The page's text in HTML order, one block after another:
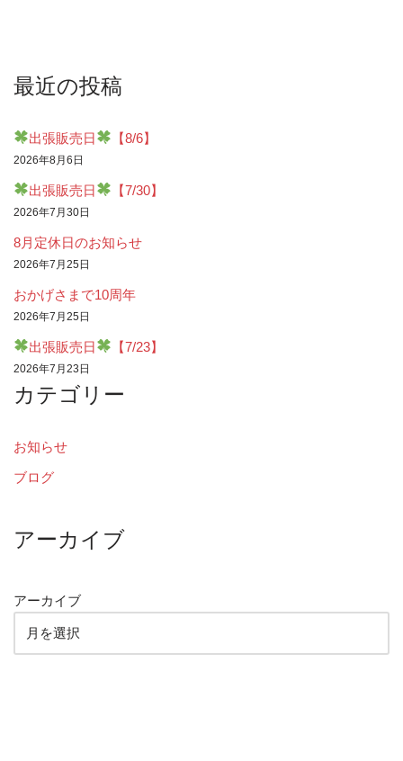
最近の投稿
出張販売日 【8/6】
2026年8月6日
出張販売日 【7/30】
2026年7月30日
8月定休日のお知らせ
2026年7月25日
おかげさまで10周年
2026年7月25日
出張販売日 【7/23】
2026年7月23日
カテゴリー
お知らせ
ブログ
アーカイブ
アーカイブ